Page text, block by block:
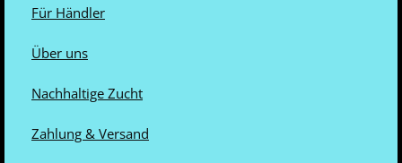
Für Händler
Über uns
Nachhaltige Zucht
Zahlung & Versand